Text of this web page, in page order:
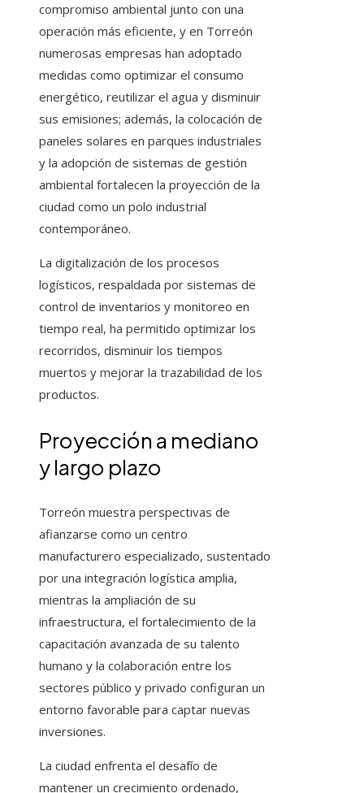
compromiso ambiental junto con una
operación más eficiente, y en Torreón
numerosas empresas han adoptado
medidas como optimizar el consumo
energético, reutilizar el agua y disminuir
sus emisiones; además, la colocación de
paneles solares en parques industriales
y la adopción de sistemas de gestión
ambiental fortalecen la proyección de la
ciudad como un polo industrial
contemporáneo.
La digitalización de los procesos
logísticos, respaldada por sistemas de
control de inventarios y monitoreo en
tiempo real, ha permitido optimizar los
recorridos, disminuir los tiempos
muertos y mejorar la trazabilidad de los
productos.
Proyección a mediano
y largo plazo
Torreón muestra perspectivas de
afianzarse como un centro
manufacturero especializado, sustentado
por una integración logística amplia,
mientras la ampliación de su
infraestructura, el fortalecimiento de la
capacitación avanzada de su talento
humano y la colaboración entre los
sectores público y privado configuran un
entorno favorable para captar nuevas
inversiones.
La ciudad enfrenta el desafío de
mantener un crecimiento ordenado,